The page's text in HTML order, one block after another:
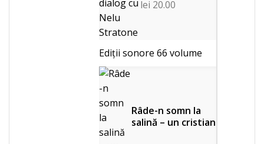
lei 20.00
Ediții sonore 66 volume
Râde-n somn la
salină – un cristian